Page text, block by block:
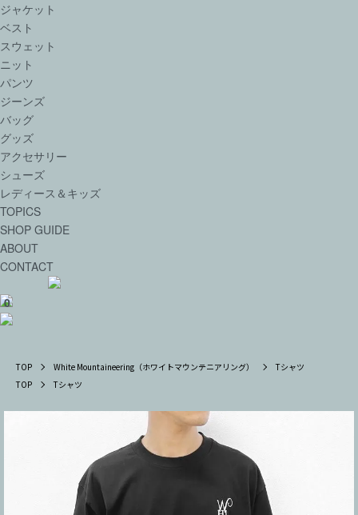
ジャケット
ベスト
スウェット
ニット
パンツ
ジーンズ
バッグ
グッズ
アクセサリー
シューズ
レディース＆キッズ
TOPICS
SHOP GUIDE
ABOUT
CONTACT
0
TOP White Mountaineering（ホワイトマウンテニアリング）
Tシャツ
TOP
Tシャツ